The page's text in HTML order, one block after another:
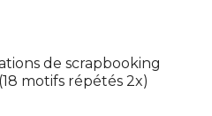
de scrapbooking
motifs répétés 2x)